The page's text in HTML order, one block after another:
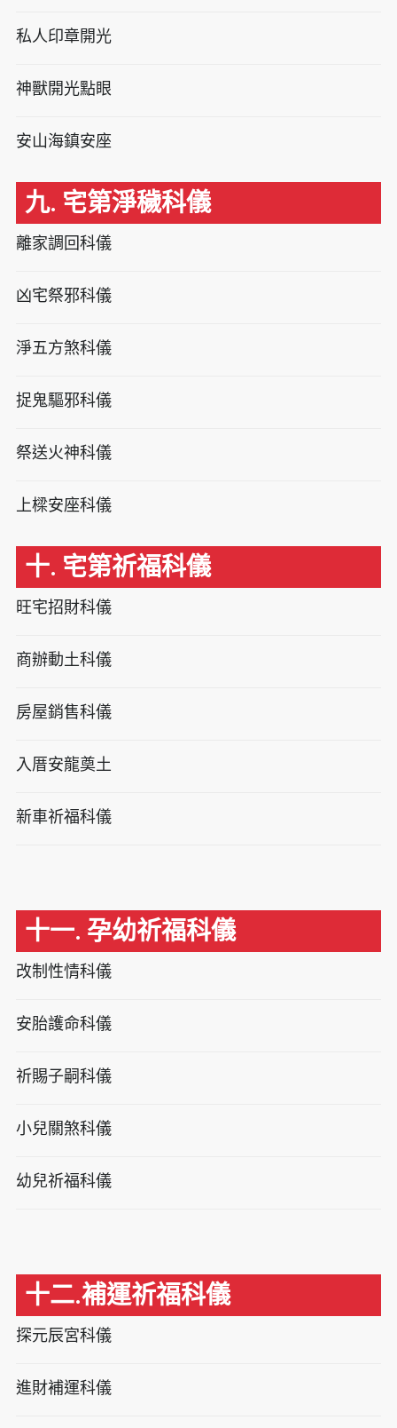
私人印章開光
神獸開光點眼
安山海鎮安座
九. 宅第淨穢科儀
離家調回科儀
凶宅祭邪科儀
淨五方煞科儀
捉鬼驅邪科儀
祭送火神科儀
上樑安座科儀
十. 宅第祈福科儀
旺宅招財科儀
商辦動土科儀
房屋銷售科儀
入厝安龍奠土
新車祈福科儀
十一. 孕幼祈福科儀
改制性情科儀
安胎護命科儀
祈賜子嗣科儀
小兒關煞科儀
幼兒祈福科儀
十二.補運祈福科儀
探元辰宮科儀
進財補運科儀